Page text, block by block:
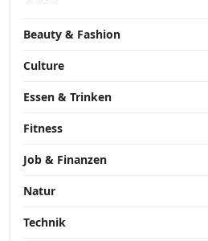
Beauty & Fashion
Culture
Essen & Trinken
Fitness
Job & Finanzen
Natur
Technik